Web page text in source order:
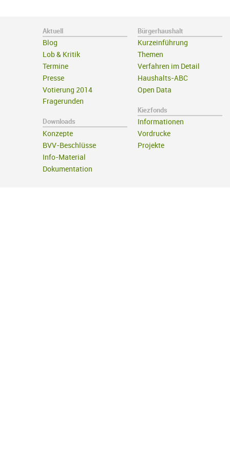
Aktuell
Blog
Lob & Kritik
Termine
Presse
Votierung 2014
Fragerunden
Downloads
Konzepte
BVV-Beschlüsse
Info-Material
Dokumentation
Bürgerhaushalt
Kurzeinführung
Themen
Verfahren im Detail
Haushalts-ABC
Open Data
Kiezfonds
Informationen
Vordrucke
Projekte